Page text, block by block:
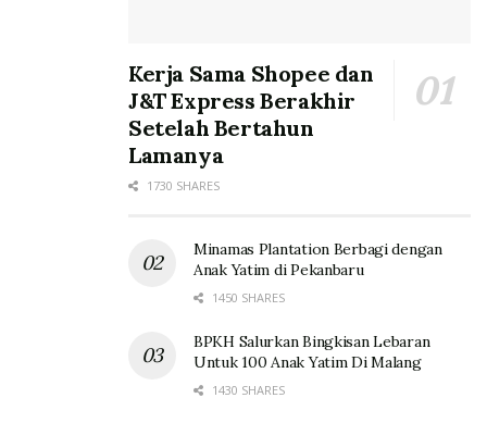
Kerja Sama Shopee dan
J&T Express Berakhir
Setelah Bertahun
Lamanya
1730 SHARES
Minamas Plantation Berbagi dengan
Anak Yatim di Pekanbaru
1450 SHARES
BPKH Salurkan Bingkisan Lebaran
Untuk 100 Anak Yatim Di Malang
1430 SHARES